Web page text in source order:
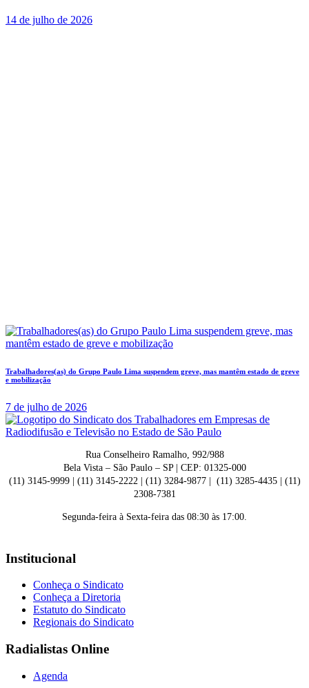
14 de julho de 2026
Trabalhadores(as) do Grupo Paulo Lima suspendem greve, mas mantêm estado de greve
e mobilização
7 de julho de 2026
Rua Conselheiro Ramalho, 992/988
Bela Vista – São Paulo – SP | CEP: 01325-000
(11) 3145-9999 | (11) 3145-2222 | (11) 3284-9877 | (11) 3285-4435 | (11)
2308-7381
Segunda-feira à Sexta-feira das 08:30 às 17:00.
Institucional
Conheça o Sindicato
Conheça a Diretoria
Estatuto do Sindicato
Regionais do Sindicato
Radialistas Online
Agenda